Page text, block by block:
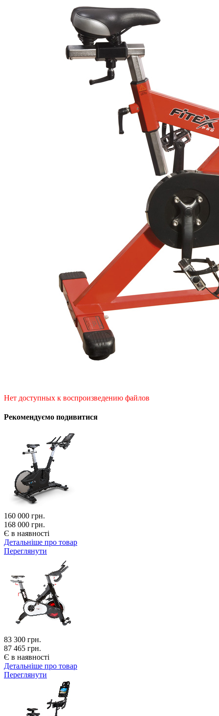
Нет доступных к воспроизведению файлов
Рекомендуємо подивитися
160 000 грн.
168 000 грн.
Є в наявності
Детальніше про товар
Переглянути
83 300 грн.
87 465 грн.
Є в наявності
Детальніше про товар
Переглянути